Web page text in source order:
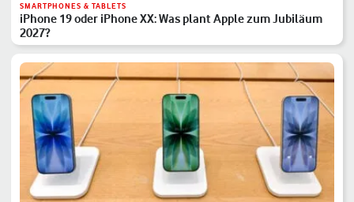
SMARTPHONES & TABLETS
iPhone 19 oder iPhone XX: Was plant Apple zum Jubiläum
2027?